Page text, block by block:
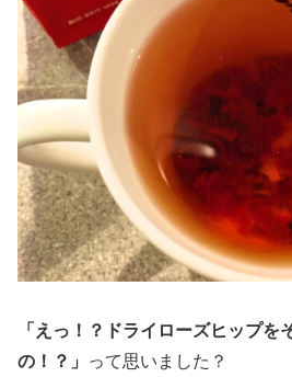
「えっ！？ドライローズヒップを
の！？」
って思いました？